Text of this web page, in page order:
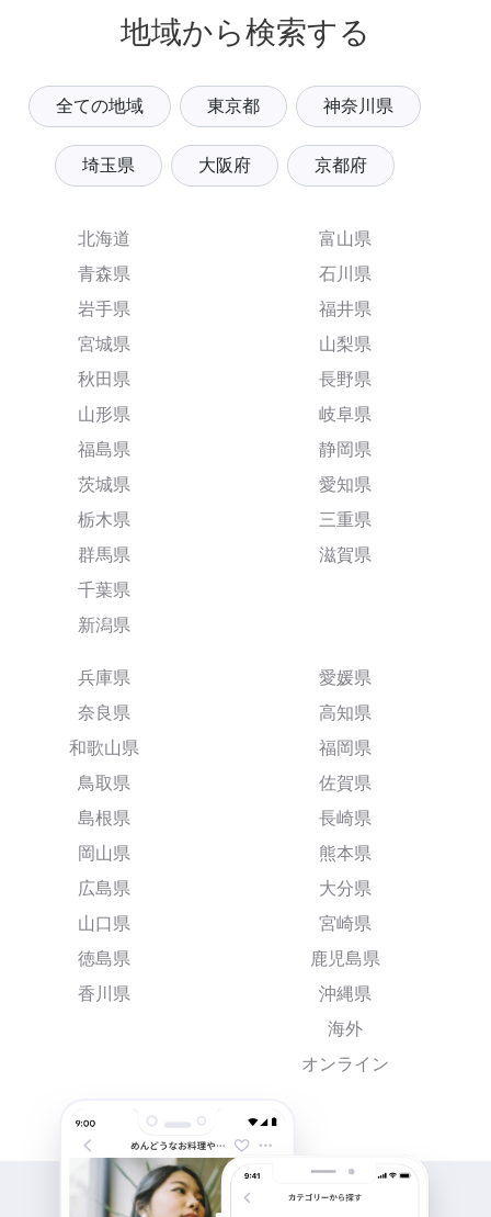
地域から検索する
全ての地域 東京都 神奈川県
埼玉県 大阪府 京都府
北海道
青森県
岩手県
宮城県
秋田県
山形県
福島県
茨城県
栃木県
群馬県
千葉県
新潟県
富山県
石川県
福井県
山梨県
長野県
岐阜県
静岡県
愛知県
三重県
滋賀県
兵庫県
奈良県
和歌山県
鳥取県
島根県
岡山県
広島県
山口県
徳島県
香川県
愛媛県
高知県
福岡県
佐賀県
長崎県
熊本県
大分県
宮崎県
鹿児島県
沖縄県
海外
オンライン